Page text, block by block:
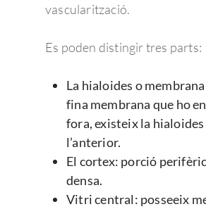
vascularització.
Es poden distingir tres parts:
La hialoides o
fina membrana que ho
fora, existeix la
l’anterior.
El cortex: porció
densa.
Vitri central: posseeix